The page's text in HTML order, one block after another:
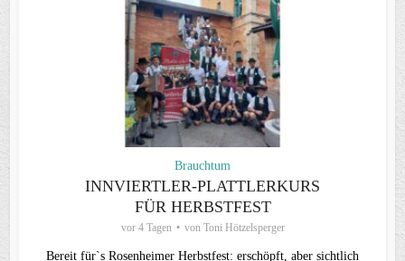
Brauchtum
INNVIERTLER-PLATTLERKURS
FÜR HERBSTFEST
vor 4 Tagen von Toni Hötzelsperger
Bereit für`s Rosenheimer Herbstfest: erschöpft, aber sichtlich